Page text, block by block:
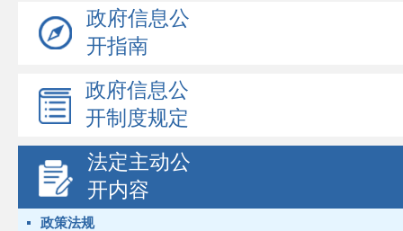
政府信息公
开指南
政府信息公
开制度规定
法定主动公
开内容
政策法规